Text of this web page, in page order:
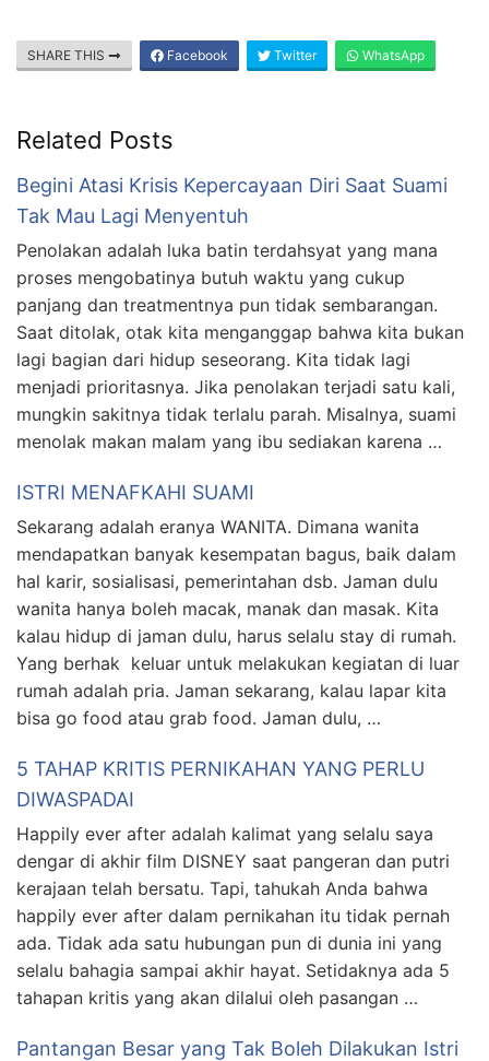
SHARE THIS Facebook Twitter WhatsApp
Related Posts
Begini Atasi Krisis Kepercayaan Diri Saat Suami
Tak Mau Lagi Menyentuh
Penolakan adalah luka batin terdahsyat yang mana
proses mengobatinya butuh waktu yang cukup
panjang dan treatmentnya pun tidak sembarangan.
Saat ditolak, otak kita menganggap bahwa kita bukan
lagi bagian dari hidup seseorang. Kita tidak lagi
menjadi prioritasnya. Jika penolakan terjadi satu kali,
mungkin sakitnya tidak terlalu parah. Misalnya, suami
menolak makan malam yang ibu sediakan karena …
ISTRI MENAFKAHI SUAMI
Sekarang adalah eranya WANITA. Dimana wanita
mendapatkan banyak kesempatan bagus, baik dalam
hal karir, sosialisasi, pemerintahan dsb. Jaman dulu
wanita hanya boleh macak, manak dan masak. Kita
kalau hidup di jaman dulu, harus selalu stay di rumah.
Yang berhak keluar untuk melakukan kegiatan di luar
rumah adalah pria. Jaman sekarang, kalau lapar kita
bisa go food atau grab food. Jaman dulu, …
5 TAHAP KRITIS PERNIKAHAN YANG PERLU
DIWASPADAI
Happily ever after adalah kalimat yang selalu saya
dengar di akhir film DISNEY saat pangeran dan putri
kerajaan telah bersatu. Tapi, tahukah Anda bahwa
happily ever after dalam pernikahan itu tidak pernah
ada. Tidak ada satu hubungan pun di dunia ini yang
selalu bahagia sampai akhir hayat. Setidaknya ada 5
tahapan kritis yang akan dilalui oleh pasangan …
Pantangan Besar yang Tak Boleh Dilakukan Istri